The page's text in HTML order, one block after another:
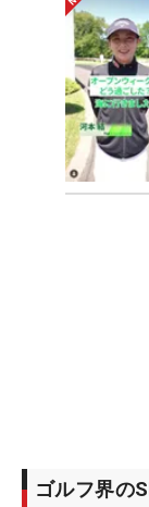
ゴルフ界の